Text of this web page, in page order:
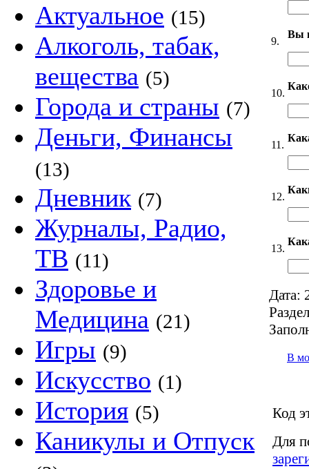
Актуальное (15)
Алкоголь, табак,
вещества (5)
Города и страны (7)
Деньги, Финансы
(13)
Дневник (7)
Журналы, Радио,
ТВ (11)
Здоровье и
Медицина (21)
Игры (9)
Искусство (1)
История (5)
Каникулы и Отпуск
9.
Вы
10.
11.
12.
13.
Дата:
В
Код
Для